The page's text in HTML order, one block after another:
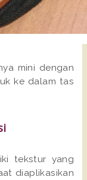
mini dengan
ke dalam tas
tekstur yang
diaplikasikan